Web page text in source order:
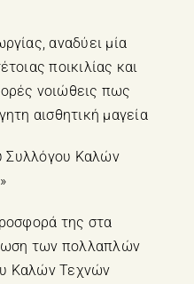
αναδύει μία
ποικιλίας και
νοιώθεις πως
αισθητική μαγεία
Συλλόγου Καλών
της στα
των πολλαπλών
Καλών Τεχνών